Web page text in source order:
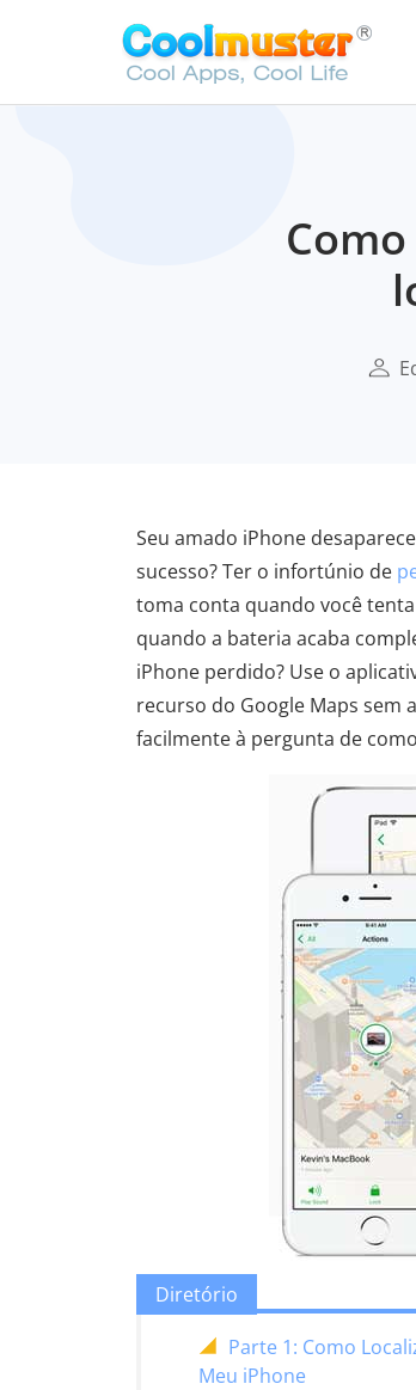
Seu amado iPhone
sucesso? Ter o infortúnio de
toma conta quando você
quando a bateria acaba
iPhone perdido? Use o
recurso do Google Maps sem
facilmente à pergunta de
Diretório
Parte 1: Como
Meu iPhone